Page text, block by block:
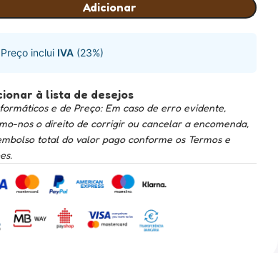
Adicionar
Preço inclui IVA(23%)
à lista de desejos
e de Preço: Em caso de erro evidente,
nos o direito de corrigir ou cancelar a encomenda,
total do valor pago conforme os Termos e